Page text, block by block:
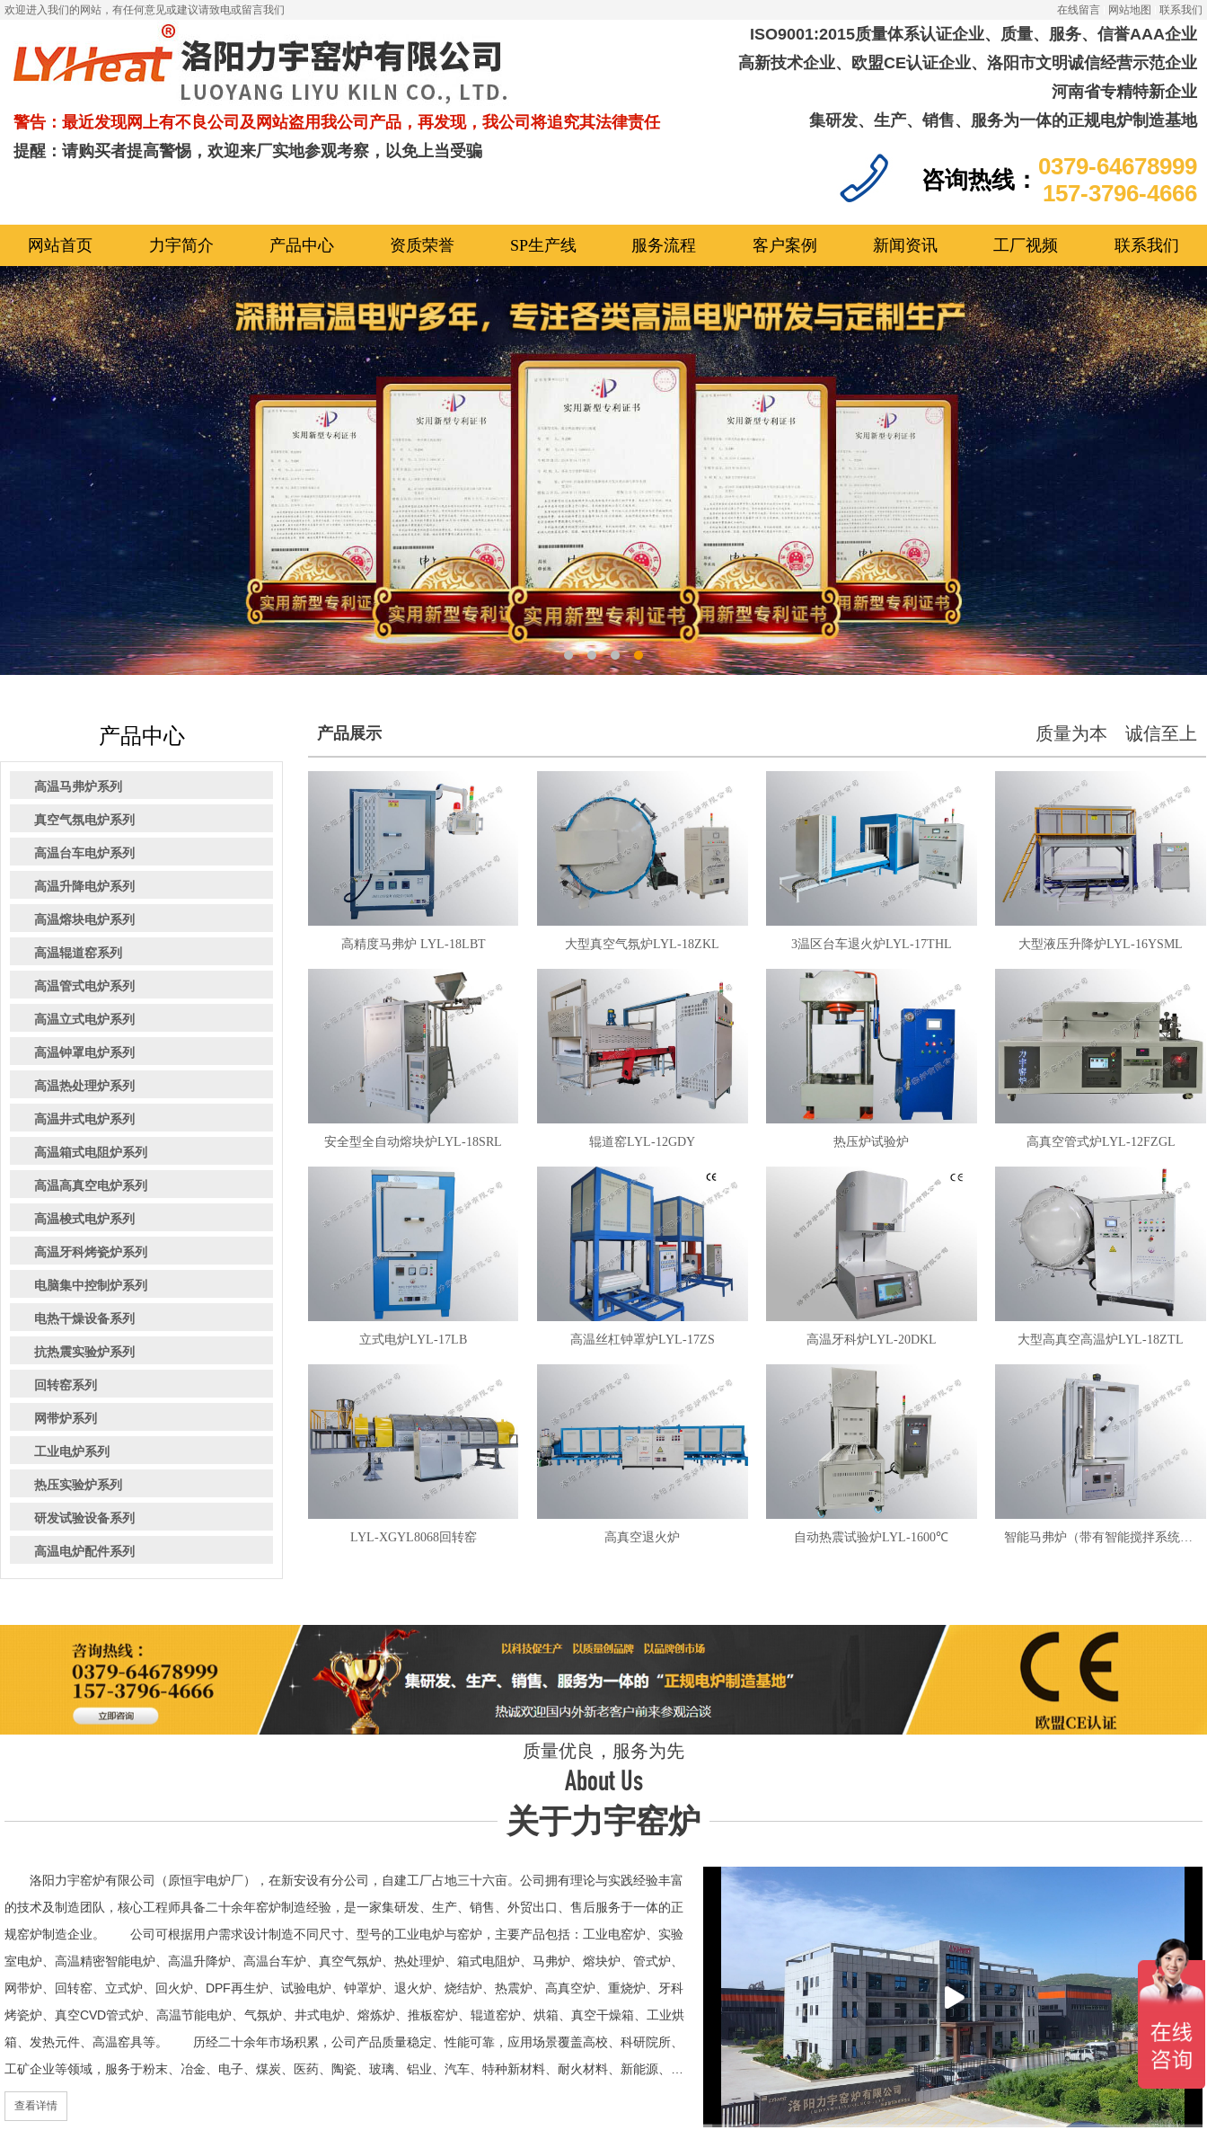
欢迎进入我们的网站，有任何意见或建议请致电或留言我们 在线留言 网站地图 联系我们
警告：最近发现网上有不良公司及网站盗用我公司产品，再发现，我公司将追究其法律责任
提醒：请购买者提高警惕，欢迎来厂实地参观考察，以免上当受骗
ISO9001:2015质量体系认证企业、质量、服务、信誉AAA企业
高新技术企业、欧盟CE认证企业、洛阳市文明诚信经营示范企业
河南省专精特新企业
集研发、生产、销售、服务为一体的正规电炉制造基地
咨询热线： 0379-64678999
157-3796-4666
网站首页 力宇简介 产品中心 资质荣誉 SP生产线 服务流程 客户案例 新闻资讯 工厂视频 联系我们
产品中心
高温马弗炉系列
真空气氛电炉系列
高温台车电炉系列
高温升降电炉系列
高温熔块电炉系列
高温辊道窑系列
高温管式电炉系列
高温立式电炉系列
高温钟罩电炉系列
高温热处理炉系列
高温井式电炉系列
高温箱式电阻炉系列
高温高真空电炉系列
高温梭式电炉系列
高温牙科烤瓷炉系列
电脑集中控制炉系列
电热干燥设备系列
抗热震实验炉系列
回转窑系列
网带炉系列
工业电炉系列
热压实验炉系列
研发试验设备系列
高温电炉配件系列
产品展示 质量为本 诚信至上
高精度马弗炉 LYL-18LBT 大型真空气氛炉LYL-18ZKL 3温区台车退火炉LYL-17THL 大型液压升降炉LYL-16YSML
安全型全自动熔块炉LYL-18SRL 辊道窑LYL-12GDY 热压炉试验炉 高真空管式炉LYL-12FZGL
立式电炉LYL-17LB 高温丝杠钟罩炉LYL-17ZS 高温牙科炉LYL-20DKL 大型高真空高温炉LYL-18ZTL
LYL-XGYL8068回转窑 高真空退火炉 自动热震试验炉LYL-1600℃ 智能马弗炉（带有智能搅拌系统）LYL-FANM
质量优良，服务为先
About Us
关于力宇窑炉
洛阳力宇窑炉有限公司（原恒宇电炉厂），在新安设有分公司，自建工厂占地三十六亩。公司拥有理论与实践经验丰富
的技术及制造团队，核心工程师具备二十余年窑炉制造经验，是一家集研发、生产、销售、外贸出口、售后服务于一体的正
规窑炉制造企业。 公司可根据用户需求设计制造不同尺寸、型号的工业电炉与窑炉，主要产品包括：工业电窑炉、实验
室电炉、高温精密智能电炉、高温升降炉、高温台车炉、真空气氛炉、热处理炉、箱式电阻炉、马弗炉、熔块炉、管式炉、
网带炉、回转窑、立式炉、回火炉、DPF再生炉、试验电炉、钟罩炉、退火炉、烧结炉、热震炉、高真空炉、重烧炉、牙科
烤瓷炉、真空CVD管式炉、高温节能电炉、气氛炉、井式电炉、熔炼炉、推板窑炉、辊道窑炉、烘箱、真空干燥箱、工业烘
箱、发热元件、高温窑具等。 历经二十余年市场积累，公司产品质量稳定、性能可靠，应用场景覆盖高校、科研院所、
工矿企业等领域，服务于粉末、冶金、电子、煤炭、医药、陶瓷、玻璃、铝业、汽车、特种新材料、耐火材料、新能源、航
天航空、化工、金属烧结及金属热处理等行业，产品覆盖国内多省市，并出口至海外多个国家和地区。 近年来，公司通
过理念更新、体制机制优化与科技创新，于2015年通过ISO 9001:2015质量管理体系认证，主营业务收入保持稳步增长，国
查看详情